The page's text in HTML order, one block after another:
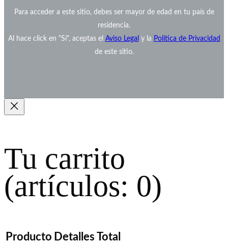
Para acceder a este sitio, debes ser mayor de edad en tu país de
residencia.
Al hace click en "Sí", aceptas el Aviso Legal y la Política de Privacidad
de este sitio.
Tu carrito
(artículos: 0)
Producto Detalles Total